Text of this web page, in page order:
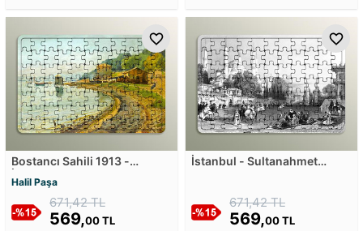
Bostancı Sahili 1913 -
İstanbul Ahşap Puzzle
Halil Paşa
671,42 TL
569,00 TL
İstanbul - Sultanahmet
671,42 TL
569,00 TL